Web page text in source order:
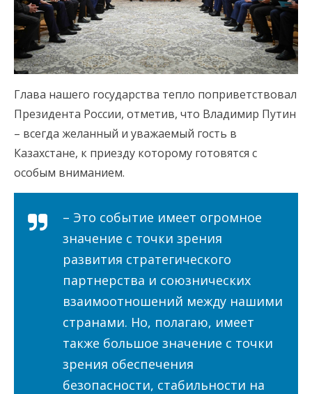
Глава нашего государства тепло поприветствовал
Президента России, отметив, что Владимир Путин
– всегда желанный и уважаемый гость в
Казахстане, к приезду которому готовятся с
особым вниманием.
– Это событие имеет огромное
значение с точки зрения
развития стратегического
партнерства и союзнических
взаимоотношений между нашими
странами. Но, полагаю, имеет
также большое значение с точки
зрения обеспечения
безопасности, стабильности на